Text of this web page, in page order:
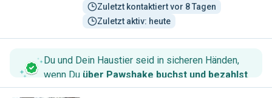
Zuletzt kontaktiert vor 8 Tagen
Zuletzt aktiv: heute
Du und Dein Haustier seid in sicheren Händen,
wenn Du über Pawshake buchst und bezahlst.